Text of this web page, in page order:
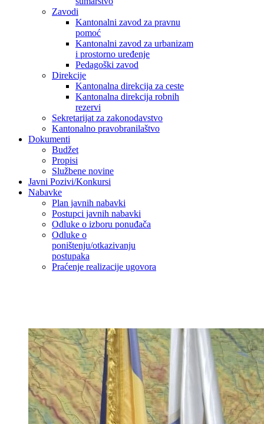
Zavodi
Kantonalni zavod za pravnu
pomoć
Kantonalni zavod za urbanizam
i prostorno uređenje
Pedagoški zavod
Direkcije
Kantonalna direkcija za ceste
Kantonalna direkcija robnih
rezervi
Sekretarijat za zakonodavstvo
Kantonalno pravobranilaštvo
Dokumenti
Budžet
Propisi
Službene novine
Javni Pozivi/Konkursi
Nabavke
Plan javnih nabavki
Postupci javnih nabavki
Odluke o izboru ponuđača
Odluke o
poništenju/otkazivanju
postupaka
Praćenje realizacije ugovora